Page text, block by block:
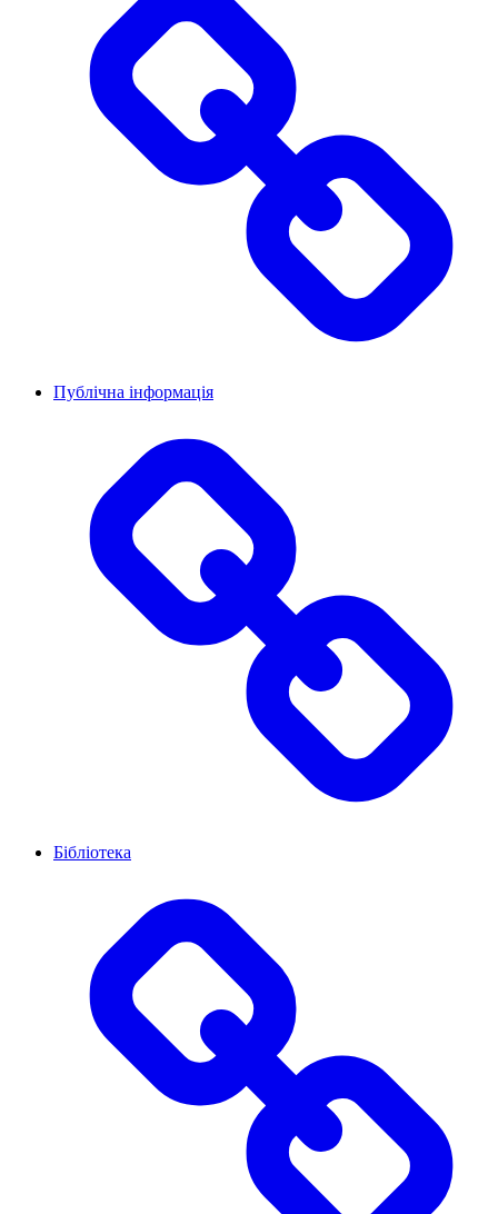
Публічна інформація
Бібліотека